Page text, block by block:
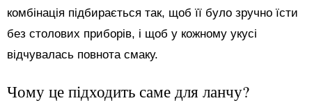
комбінація підбирається так, щоб її було зручно їсти
без столових приборів, і щоб у кожному укусі
відчувалась повнота смаку.
Чому це підходить саме для ланчу?